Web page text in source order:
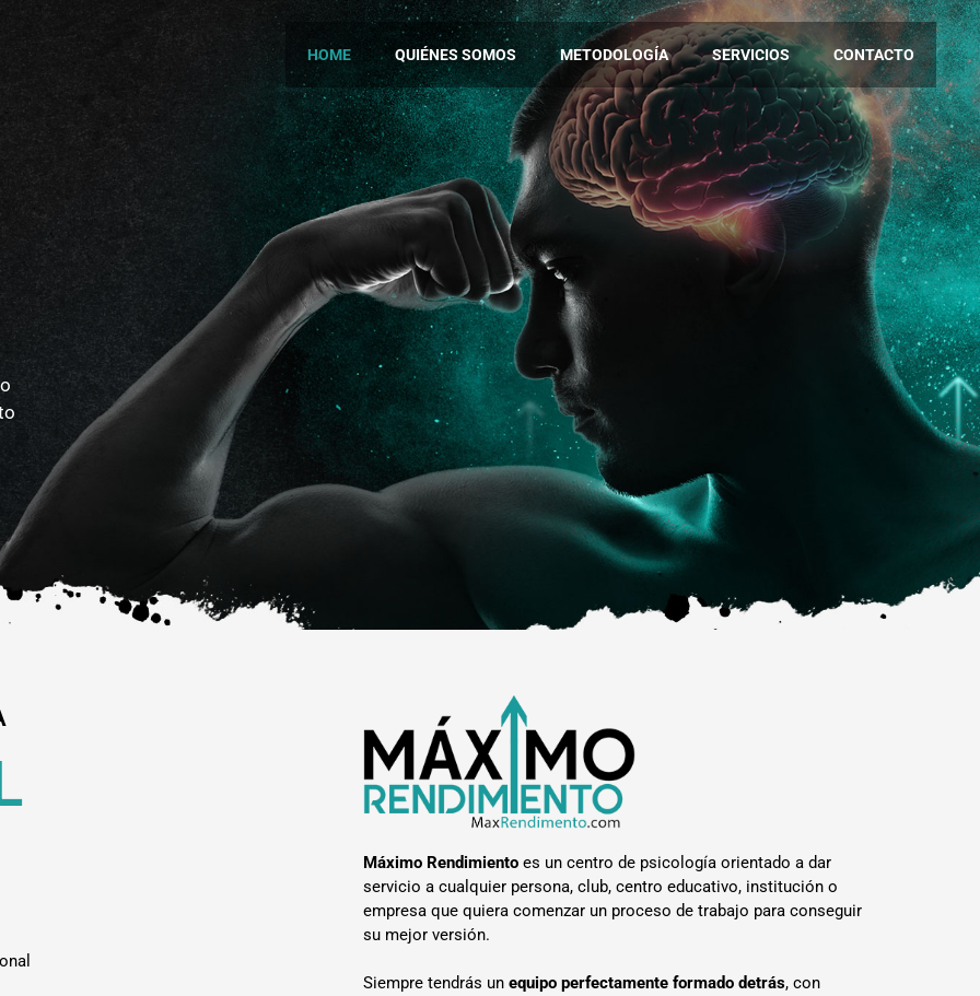
HOME QUIÉNES SOMOS METODOLOGÍA SERVICIOS CONTACTO
Máximo Rendimiento es un centro de psicología orientado a dar
servicio a cualquier persona, club, centro educativo, institución o
empresa que quiera comenzar un proceso de trabajo para conseguir
su mejor versión.
Siempre tendrás un equipo perfectamente formado detrás, con